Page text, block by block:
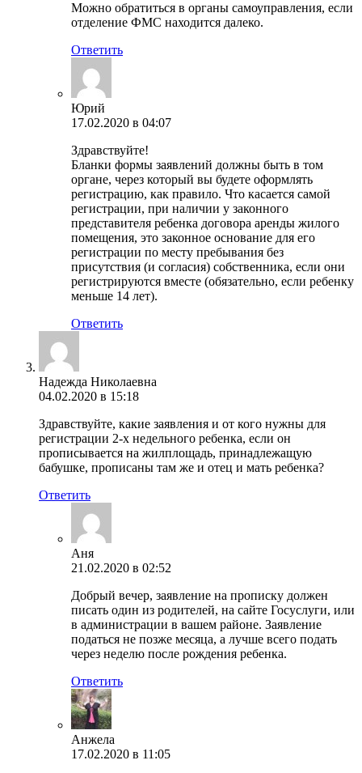
Можно обратиться в органы самоуправления, если
отделение ФМС находится далеко.
Ответить
Юрий
17.02.2020 в 04:07
Здравствуйте!
Бланки формы заявлений должны быть в том
органе, через который вы будете оформлять
регистрацию, как правило. Что касается самой
регистрации, при наличии у законного
представителя ребенка договора аренды жилого
помещения, это законное основание для его
регистрации по месту пребывания без
присутствия (и согласия) собственника, если они
регистрируются вместе (обязательно, если ребенку
меньше 14 лет).
Ответить
Надежда Николаевна
04.02.2020 в 15:18
Здравствуйте, какие заявления и от кого нужны для
регистрации 2-х недельного ребенка, если он
прописывается на жилплощадь, принадлежащую
бабушке, прописаны там же и отец и мать ребенка?
Ответить
Аня
21.02.2020 в 02:52
Добрый вечер, заявление на прописку должен
писать один из родителей, на сайте Госуслуги, или
в администрации в вашем районе. Заявление
податься не позже месяца, а лучше всего подать
через неделю после рождения ребенка.
Ответить
Анжела
17.02.2020 в 11:05